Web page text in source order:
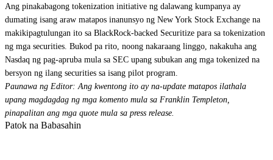
Ang pinakabagong tokenization initiative ng dalawang kumpanya ay
dumating isang araw matapos inanunsyo ng New York Stock Exchange na
makikipagtulungan ito sa BlackRock-backed Securitize para sa tokenization
ng mga securities. Bukod pa rito, noong nakaraang linggo, nakakuha ang
Nasdaq ng pag-apruba mula sa SEC upang subukan ang mga tokenized na
bersyon ng ilang securities sa isang pilot program.
Paunawa ng Editor: Ang kwentong ito ay na-update matapos ilathala
upang magdagdag ng mga komento mula sa Franklin Templeton,
pinapalitan ang mga quote mula sa press release.
Patok na Babasahin